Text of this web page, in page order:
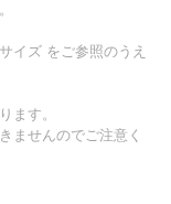
イズ をご参照のうえ
ます。
ませんのでご注意く